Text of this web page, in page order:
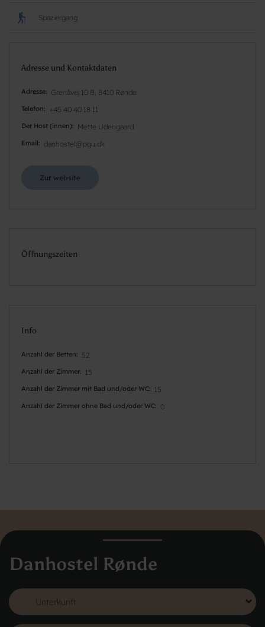
Danhostel Rønde
Spaziergang
Adresse und Kontaktdaten
Adresse Grenåvej 10 B, 8410 Rønde
Telefon +45 40 40 18 11
Der Host (innen) Mette Udengaard
Email danhostel@pgu.dk
Zur website
Öffnungszeiten
Info
Anzahl der Betten 52
Anzahl der Zimmer 15
Anzahl der Zimmer mit Bad und/oder WC 15
Anzahl der Zimmer ohne Bad und/oder WC 0
Danhostel Dänemark
Vodroffsvej 32
1900 Frederiksberg